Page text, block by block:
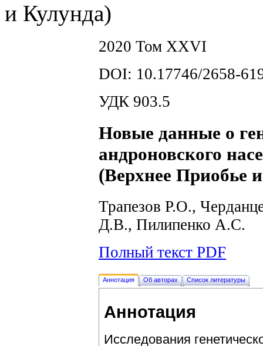
и Кулунда)
2020 Том XXVI
DOI: 10.17746/2658-
УДК 903.5
Новые данные о
андроновского
(Верхнее Приобье
Трапезов P.O.,
Д.В., Пилипенко A.C.
Полный текст PDF
Аннотация Об авторах Список литературы
Аннотация
Исследования